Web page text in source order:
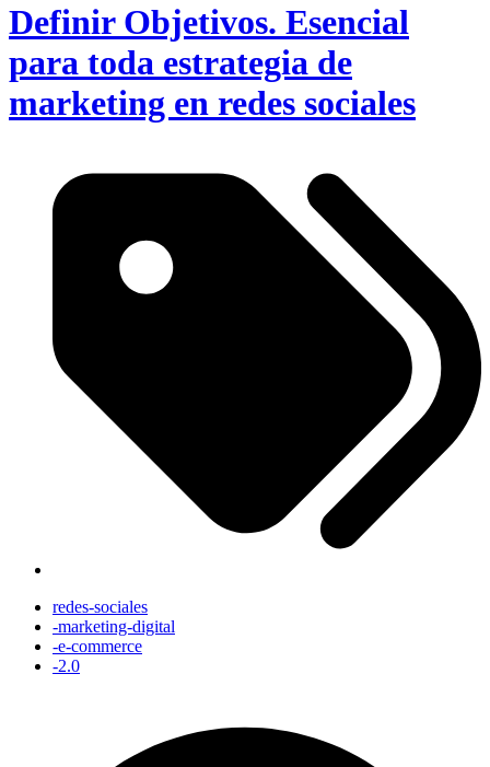
Definir Objetivos. Esencial
para toda estrategia de
marketing en redes sociales
redes-sociales
-marketing-digital
-e-commerce
-2.0